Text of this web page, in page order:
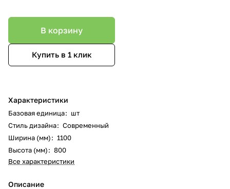
В корзину
Купить в 1 клик
Характеристики
Базовая единица: шт
Стиль дизайна: Современный
Ширина (мм): 1100
Высота (мм): 800
Все характеристики
Описание